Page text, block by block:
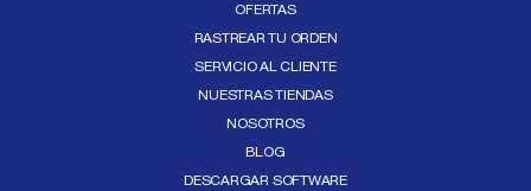
OFERTAS
RASTREAR TU ORDEN
SERVICIO AL CLIENTE
NUESTRAS TIENDAS
NOSOTROS
BLOG
DESCARGAR SOFTWARE